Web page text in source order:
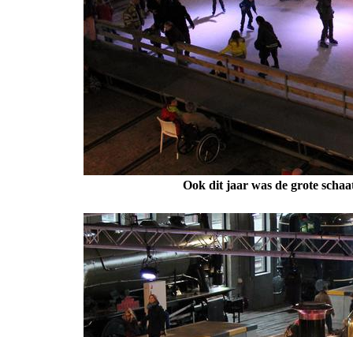
Ook dit jaar was de grote